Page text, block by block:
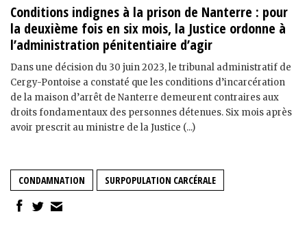
Conditions indignes à la prison de Nanterre : pour
la deuxième fois en six mois, la Justice ordonne à
l’administration pénitentiaire d’agir
Dans une décision du 30 juin 2023, le tribunal administratif de
Cergy-Pontoise a constaté que les conditions d’incarcération
de la maison d’arrêt de Nanterre demeurent contraires aux
droits fondamentaux des personnes détenues. Six mois après
avoir prescrit au ministre de la Justice (...)
CONDAMNATION SURPOPULATION CARCÉRALE